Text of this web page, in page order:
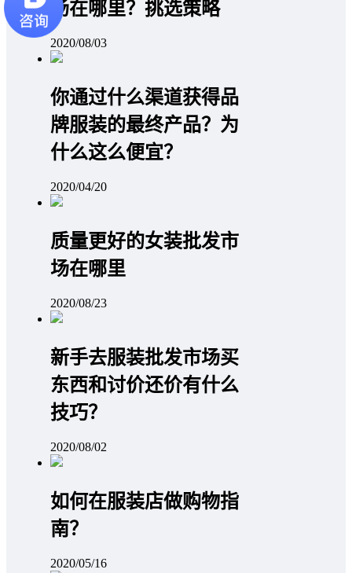
场在哪里？挑选策略
2020/08/03
你通过什么渠道获得品
牌服装的最终产品？为
什么这么便宜？
2020/04/20
质量更好的女装批发市
场在哪里
2020/08/23
新手去服装批发市场买
东西和讨价还价有什么
技巧？
2020/08/02
如何在服装店做购物指
南？
2020/05/16